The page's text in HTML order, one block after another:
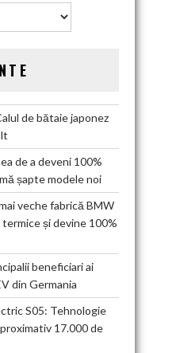
de bătaie japonez
de a deveni 100%
șapte modele noi
veche fabrică BMW
și devine 100%
beneficiari ai
din Germania
S05: Tehnologie
17.000 de